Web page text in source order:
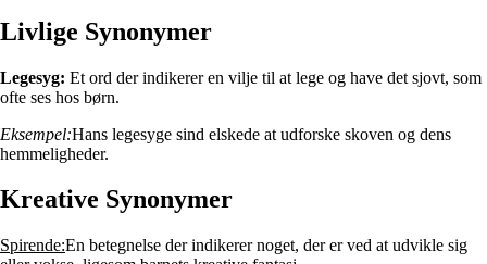
Livlige Synonymer
Legesyg: Et ord der indikerer en vilje til at lege og have det sjovt, som
ofte ses hos børn.
Eksempel:Hans legesyge sind elskede at udforske skoven og dens
hemmeligheder.
Kreative Synonymer
Spirende:En betegnelse der indikerer noget, der er ved at udvikle sig